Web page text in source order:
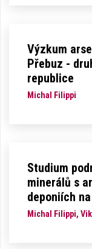
Výzkum
Přebuz -
republice
Michal Filippi
Studium
minerálů s
deponiích
Michal Filippi,